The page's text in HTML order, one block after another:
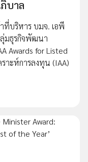
บาล
ที่บริหาร บมจ. เอพี
ลุ่มธุรกิจพัฒนา
Awards for Listed
าะห์การลงทุน (IAA)